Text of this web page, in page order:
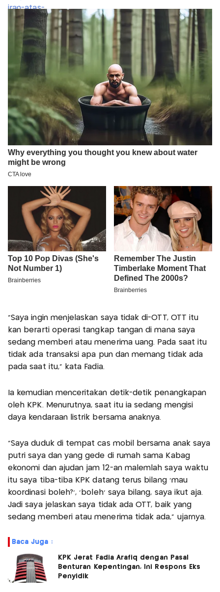
"Saya ingin menjelaskan saya tidak di-OTT, OTT itu
kan berarti operasi tangkap tangan di mana saya
sedang memberi atau menerima uang. Pada saat itu
tidak ada transaksi apa pun dan memang tidak ada
pada saat itu," kata Fadia.
Ia kemudian menceritakan detik-detik penangkapan
oleh KPK. Menurutnya, saat itu ia sedang mengisi
daya kendaraan listrik bersama anaknya.
"Saya duduk di tempat cas mobil bersama anak saya
putri saya dan yang gede di rumah sama Kabag
ekonomi dan ajudan jam 12-an malemlah saya waktu
itu saya tiba-tiba KPK datang terus bilang 'mau
koordinasi boleh?', 'boleh' saya bilang, saya ikut aja.
Jadi saya jelaskan saya tidak ada OTT, baik yang
sedang memberi atau menerima tidak ada," ujarnya.
Baca Juga :
KPK Jerat Fadia Arafiq dengan Pasal
Benturan Kepentingan, Ini Respons Eks
Penyidik